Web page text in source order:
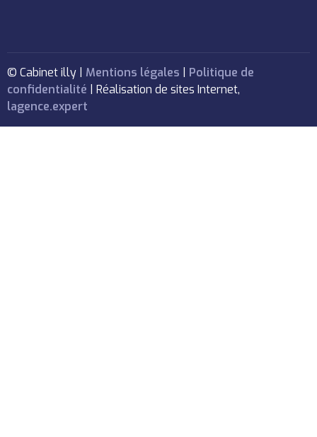
© Cabinet illy | Mentions légales
Politique de
confidentialité | Réalisation de sites Internet,
lagence.expert